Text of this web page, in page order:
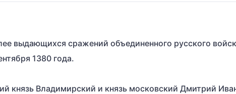
выдающихся сражений объединенного русского
1380 года.
князь Владимирский и князь московский Дмитрий